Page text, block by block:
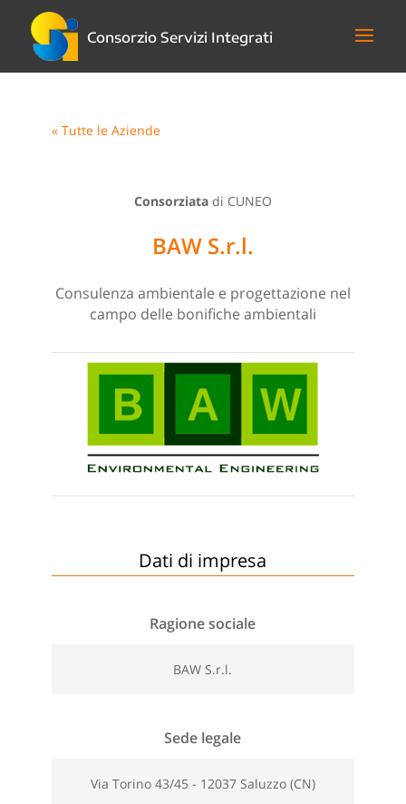
Consorzio Servizi Integrati
« Tutte le Aziende
Consorziatadi CUNEO
BAW S.r.l.
Consulenza ambientale e progettazione nel
campo delle bonifiche ambientali
Dati di impresa
Ragione sociale
BAW S.r.l.
Sede legale
Via Torino 43/45 - 12037 Saluzzo (CN)